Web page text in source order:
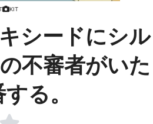
KIT
シードにシル
不審者がいた
る。